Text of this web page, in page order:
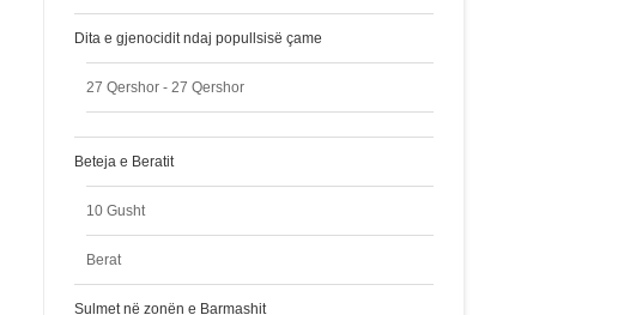
Dita e gjenocidit ndaj popullsisë çame
27 Qershor - 27 Qershor
Beteja e Beratit
10 Gusht
Berat
Sulmet në zonën e Barmashit